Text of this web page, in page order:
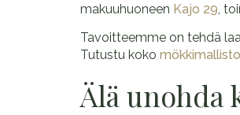
makuuhuoneen Kajo 29,
Tavoitteemme on tehdä
Tutustu koko
Älä unohda